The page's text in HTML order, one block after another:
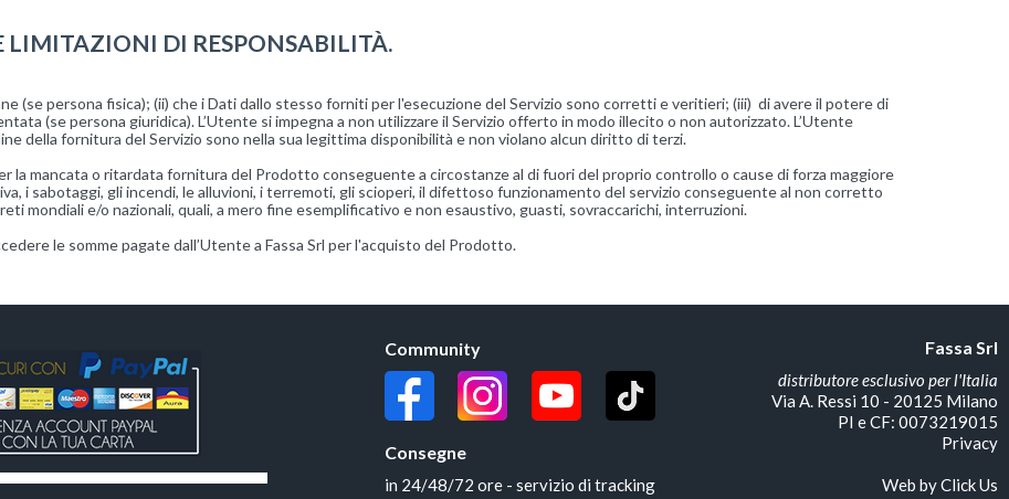
LIMITAZIONI DI RESPONSABILITÀ.
(se persona fisica); (ii) che i Dati dallo stesso forniti per l'esecuzione del Servizio sono corretti e veritieri; (iii) di avere il potere di
(se persona giuridica). L’Utente si impegna a non utilizzare il Servizio offerto in modo illecito o non autorizzato. L’Utente
della fornitura del Servizio sono nella sua legittima disponibilità e non violano alcun diritto di terzi.
la mancata o ritardata fornitura del Prodotto conseguente a circostanze al di fuori del proprio controllo o cause di forza maggiore
i sabotaggi, gli incendi, le alluvioni, i terremoti, gli scioperi, il difettoso funzionamento del servizio conseguente al non corretto
mondiali e/o nazionali, quali, a mero fine esemplificativo e non esaustivo, guasti, sovraccarichi, interruzioni.
le somme pagate dall’Utente a Fassa Srl per l'acquisto del Prodotto.
Community
Consegne
in 24/48/72 ore - servizio di tracking
Fassa Srl
distributore esclusivo per l'Italia
Via A. Ressi 10 - 20125 Milano
PI e CF: 0073219015
Privacy
Web byClick Us